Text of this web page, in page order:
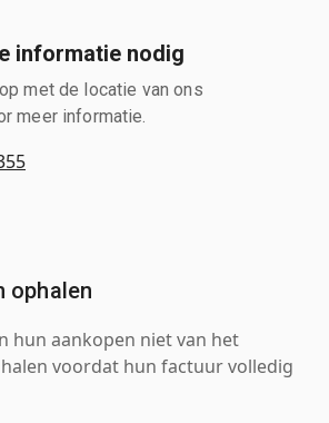
informatie nodig
met de locatie van ons
meer informatie.
ophalen
hun aankopen niet van het
voordat hun factuur volledig